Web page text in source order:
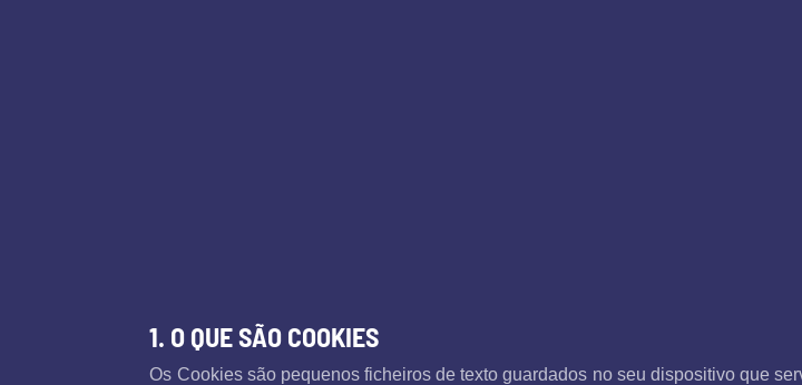
1. O QUE SÃO COOKIES
Os Cookies são pequenos ficheiros de texto guardados no seu dispositivo que